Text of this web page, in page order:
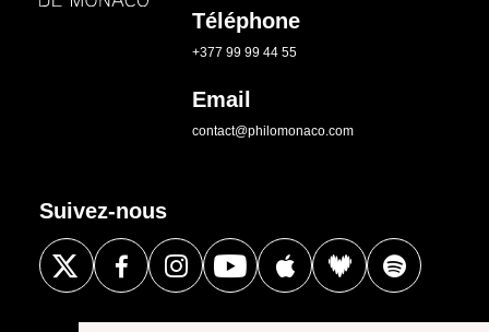
Téléphone
+377 99 99 44 55
Email
contact@philomonaco.com
Suivez-nous